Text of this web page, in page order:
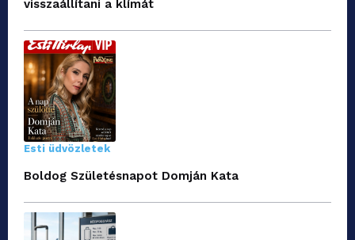
visszaállítani a klímát
Esti üdvözletek
Boldog Születésnapot Domján Kata